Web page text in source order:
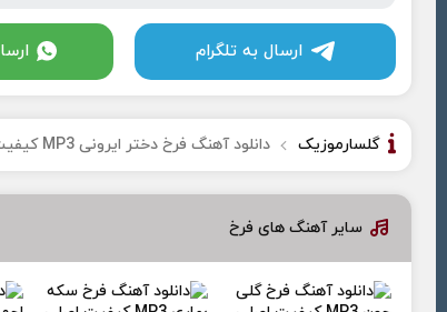
ارسال به تلگرام
گلسارموزیک دانلود آهنگ فرخ دختر ایرونی MP3 کیفیت اصلی
سایر آهنگ های فرخ